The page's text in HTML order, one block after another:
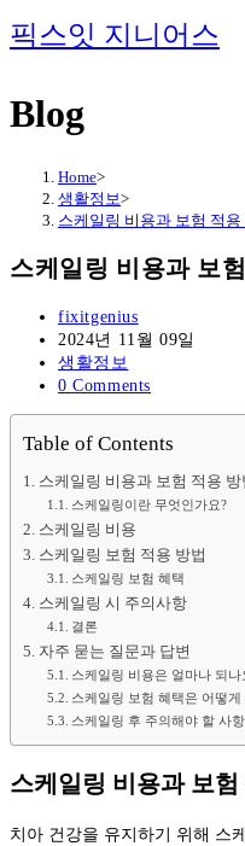
Skip
to
픽스잇 지니어스
Blog
Home>
생활정보>
스케일링 비용과 보험 적용
스케일링 비용과 보
Post
author:
fixitgenius
Post
published:
2024년 11월 09일
Post
category:
생활정보
Post
0 Comments
Table of Contents
스케일링 비용과 보험 적용 방
스케일링이란 무엇인가요?
스케일링 비용
스케일링 보험 적용 방법
스케일링 보험 혜택
스케일링 시 주의사항
결론
자주 묻는 질문과 답변
스케일링 비용은 얼마나 되나
스케일링 보험 혜택은 어떻
스케일링 후 주의해야 할 사
스케일링 비용과 보험
치아 건강을 유지하기 위해 스